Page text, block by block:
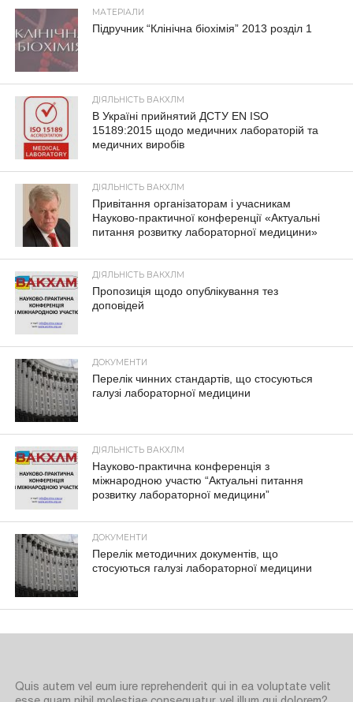
МАТЕРІАЛИ
Підручник “Клінічна біохімія” 2013 розділ 1
ДІЯЛЬНІСТЬ ВАКХЛМ
В Україні прийнятий ДСТУ EN ISO
15189:2015 щодо медичних лабораторій та
медичних виробів
ДІЯЛЬНІСТЬ ВАКХЛМ
Привітання організаторам і учасникам
Науково-практичної конференції «Актуальні
питання розвитку лабораторної медицини»
ДІЯЛЬНІСТЬ ВАКХЛМ
Пропозиція щодо опублікування тез
доповідей
ДОКУМЕНТИ
Перелік чинних стандартів, що стосуються
галузі лабораторної медицини
ДІЯЛЬНІСТЬ ВАКХЛМ
Науково-практична конференція з
міжнародною участю “Актуальні питання
розвитку лабораторної медицини”
ДОКУМЕНТИ
Перелік методичних документів, що
стосуються галузі лабораторної медицини
Quis autem vel eum iure reprehenderit qui in ea voluptate velit